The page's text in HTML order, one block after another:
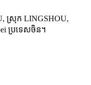
ស្រុក LINGSHOU,
ប្រទេសចិន។